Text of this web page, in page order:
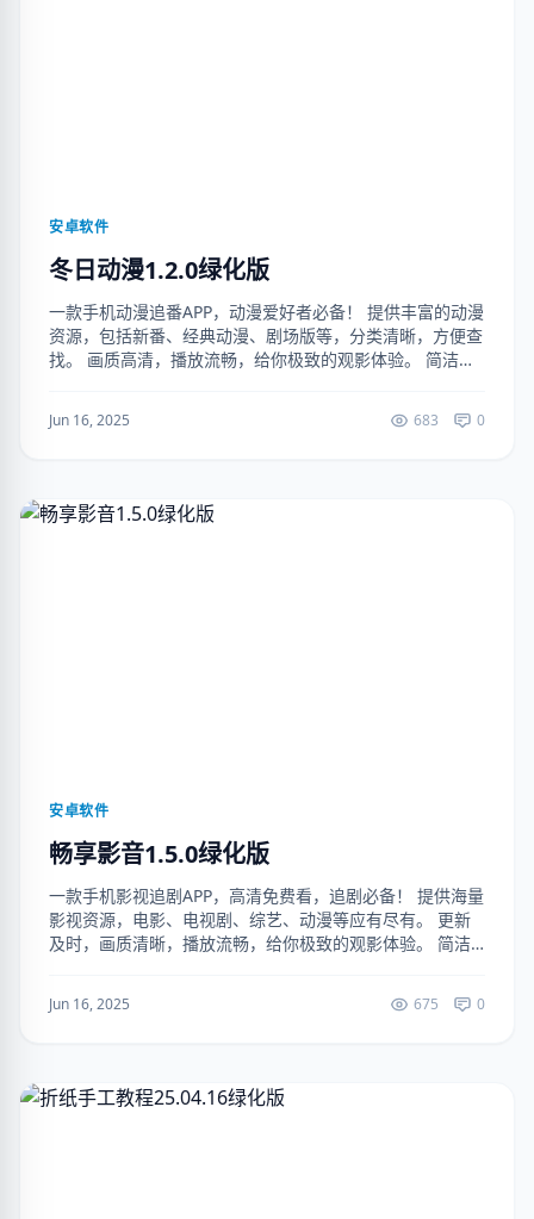
安卓软件
冬日动漫1.2.0绿化版
一款手机动漫追番APP，动漫爱好者必备！ 提供丰富的动漫
资源，包括新番、经典动漫、剧场版等，分类清晰，方便查
找。 画质高清，播放流畅，给你极致的观影体验。 简洁界
Jun 16, 2025 683 0
安卓软件
畅享影音1.5.0绿化版
一款手机影视追剧APP，高清免费看，追剧必备！ 提供海量
影视资源，电影、电视剧、综艺、动漫等应有尽有。 更新
及时，画质清晰，播放流畅，给你极致的观影体验。 简洁
Jun 16, 2025 675 0